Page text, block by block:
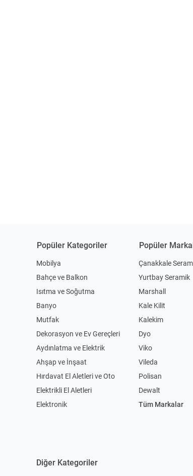
Popüler Kategoriler
Mobilya
Bahçe ve Balkon
Isıtma ve Soğutma
Banyo
Mutfak
Dekorasyon ve Ev Gereçleri
Aydınlatma ve Elektrik
Ahşap ve İnşaat
Hırdavat El Aletleri ve Oto
Elektrikli El Aletleri
Elektronik
Popüler
Çanakkale
Yurtbay Seramik
Marshall
Kale Kilit
Kalekim
Dyo
Viko
Vileda
Polisan
Dewalt
Tüm Markalar
Diğer Kategoriler